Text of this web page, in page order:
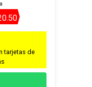
tarjetas de